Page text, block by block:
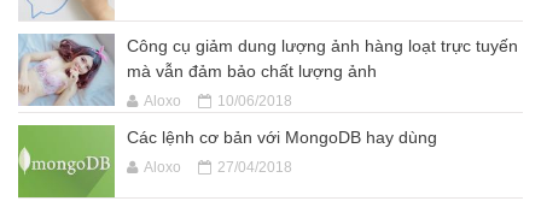
Công cụ giảm dung lượng ảnh hàng loạt trực tuyến
mà vẫn đảm bảo chất lượng ảnh
Aloxo 10/06/2018
Các lệnh cơ bản với MongoDB hay dùng
Aloxo 27/04/2018